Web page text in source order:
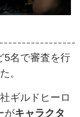
5名で審査を行
。
ギルドヒーロ
がキャラクタ